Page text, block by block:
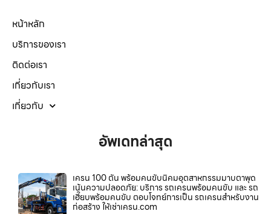
หน้าหลัก
บริการของเรา
ติดต่อเรา
เกี่ยวกับเรา
เกี่ยวกับ
อัพเดทล่าสุด
เครน 100 ตัน พร้อมคนขับนิคมอุตสาหกรรมมาบตาพุด
เน้นความปลอดภัย: บริการ รถเครนพร้อมคนขับ และ รถ
เฮี๊ยบพร้อมคนขับ ตอบโจทย์การเป็น รถเครนสำหรับงาน
ก่อสร้าง ให้เช่าเครน.com